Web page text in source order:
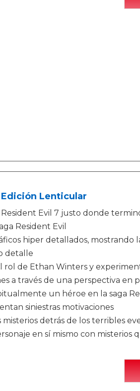
Edición Lenticular
Evil 7 justo donde
Resident Evil
hiper detallados, mostrando
detalle
rol de Ethan Winters y
a través de una perspectiva en
un héroe en la saga
siniestras motivaciones
detrás de los terribles
en sí mismo con misterios